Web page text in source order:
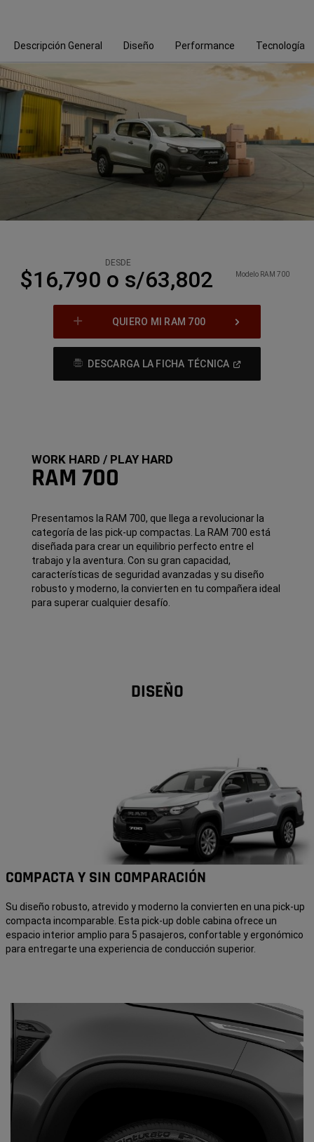
Descripción General Diseño Performance Tecnología
DESDE
$16,790 o s/63,802 Modelo RAM 700
QUIERO MI RAM 700
DESCARGA LA FICHA TÉCNICA( Open
WORK HARD / PLAY HARD
RAM 700
Presentamos la RAM 700, que llega a revolucionar la
categoría de las pick-up compactas. La RAM 700 está
diseñada para crear un equilibrio perfecto entre el
trabajo y la aventura. Con su gran capacidad,
características de seguridad avanzadas y su diseño
robusto y moderno, la convierten en tu compañera ideal
para superar cualquier desafío.
DISEÑO
COMPACTA Y SIN COMPARACIÓN
Su diseño robusto, atrevido y moderno la convierten en una pick-up
compacta incomparable. Esta pick-up doble cabina ofrece un
espacio interior amplio para 5 pasajeros, confortable y ergonómico
para entregarte una experiencia de conducción superior.